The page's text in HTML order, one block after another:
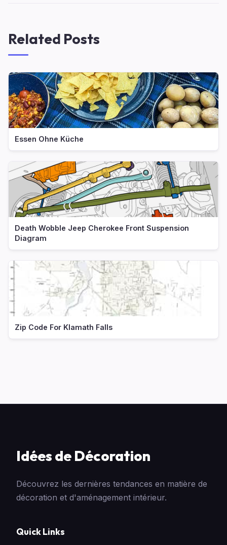
Related Posts
Essen Ohne Küche
Death Wobble Jeep Cherokee Front Suspension
Diagram
Zip Code For Klamath Falls
Idées de Décoration
Découvrez les dernières tendances en matière de
décoration et d'aménagement intérieur.
Quick Links